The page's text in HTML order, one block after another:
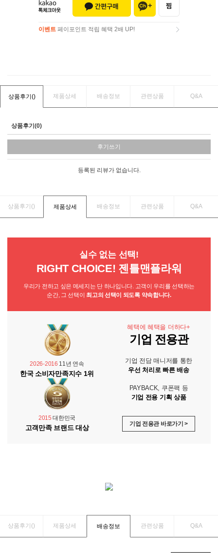
이벤트 페이포인트 적립 혜택 2배 UP!
상품후기() 제품상세 배송정보 관련상품 Q&A
상품후기(0)
후기쓰기
등록된 리뷰가 없습니다.
상품후기() 제품상세 배송정보 관련상품 Q&A
실수 없는 선택!
RIGHT CHOICE! 젠틀맨플라워
우리가 전하고 싶은 메세지는 단 하나입니다. 고객이 우리를 선택하는
순간, 그 선택이 최고의 선택이 되도록 약속합니다.
2026-2016 11년 연속
한국 소비자만족지수 1위
2015 대한민국
고객만족 브랜드 대상
혜택에 혜택을 더하다+
기업 전용관
기업 전담 매니저를 통한
우선 처리로 빠른 배송
PAYBACK, 쿠폰팩 등
기업 전용 기획 상품
기업 전용관 바로가기 >
상품후기() 제품상세 배송정보 관련상품 Q&A